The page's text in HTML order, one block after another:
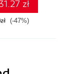
zł
(-47%)